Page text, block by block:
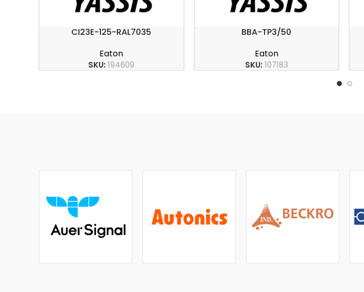
CI23E-125-RAL7035
Eaton
SKU:194609
BBA-TP3/50
Eaton
SKU:107183